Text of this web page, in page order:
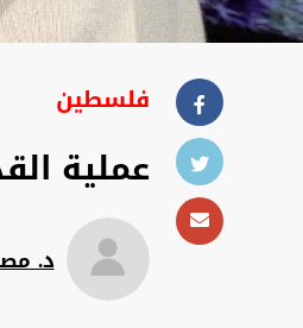
فلسطين
عملية
د.